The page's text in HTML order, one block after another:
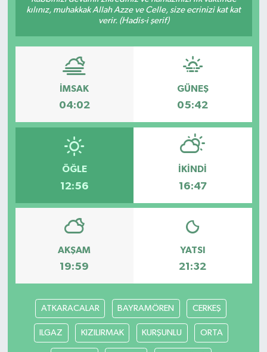
kılınız, muhakkak Allah Azze ve Celle, size ecrinizi kat kat
verir. (Hadis-i şerif)
İMSAK
04:02
GÜNEŞ
05:42
ÖĞLE
12:56
İKINDI
16:47
AKŞAM
19:59
YATSI
21:32
ATKARACALAR BAYRAMÖREN CERKEŞ
ILGAZ KIZILIRMAK KURŞUNLU ORTA